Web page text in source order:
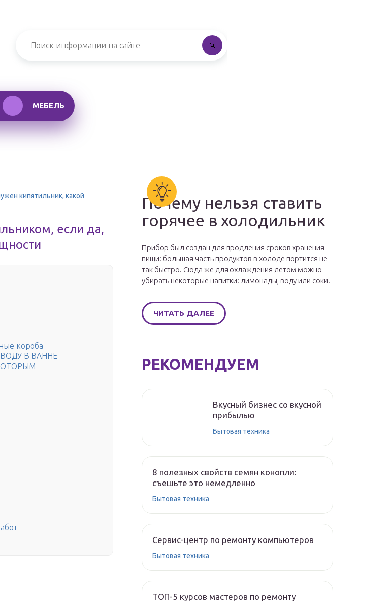
МЕБЕЛЬ
кипятильник, какой
если да,
короба
В ВАННЕ
Почему нельзя ставить
горячее в холодильник
Прибор был создан для продления сроков хранения
пищи: большая часть продуктов в холоде портится не
так быстро. Сюда же для охлаждения летом можно
убирать некоторые напитки: лимонады, воду или соки.
ЧИТАТЬ ДАЛЕЕ
РЕКОМЕНДУЕМ
Вкусный бизнес со вкусной
прибылью
Бытовая техника
8 полезных свойств семян конопли:
съешьте это немедленно
Бытовая техника
Сервис-центр по ремонту компьютеров
Бытовая техника
ТОП-5 курсов мастеров по ремонту